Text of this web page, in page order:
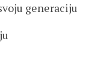
generaciju